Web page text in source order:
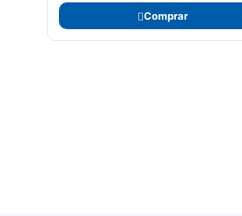
Comprar